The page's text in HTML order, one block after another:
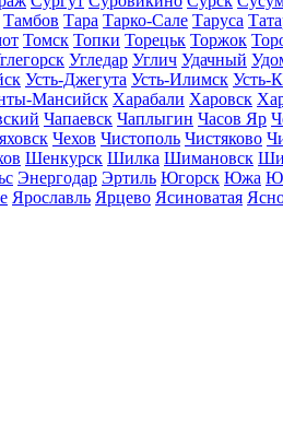
Тамбов Тара Тарко-Сале Таруса
Томск Топки Торецьк Торжок
Угледар Углич Удачный
Усть-Джегута Усть-Илимск Усть-
Мансийск Харабали Харовск
Чапаевск Чаплыгин Часов Яр
Чехов Чистополь Чистяково
Шенкурск Шилка Шимановск
Энергодар Эртиль Югорск Южа
Ярославль Ярцево Ясиноватая